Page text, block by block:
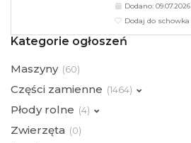
Dodano: 09.07.2026
Dodaj do schowka
Kategorie ogłoszeń
Maszyny (60)
Części zamienne (1464)
Płody rolne (4)
Zwierzęta (0)